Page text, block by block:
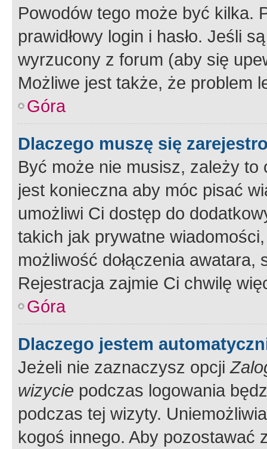
Powodów tego może być kilka.
prawidłowy login i hasło. Jeśli
wyrzucony z forum (aby się
Możliwe jest także, że problem
Góra
Dlaczego muszę się
Być może nie musisz, zależy
jest konieczna aby móc pisać
umożliwi Ci dostęp do
takich jak prywatne
możliwość dołączenia
Rejestracja zajmie Ci chwilę
Góra
Dlaczego jestem
Jeżeli nie zaznaczysz opcji
wizycie podczas logowania
podczas tej wizyty.
kogoś innego. Aby pozostawać